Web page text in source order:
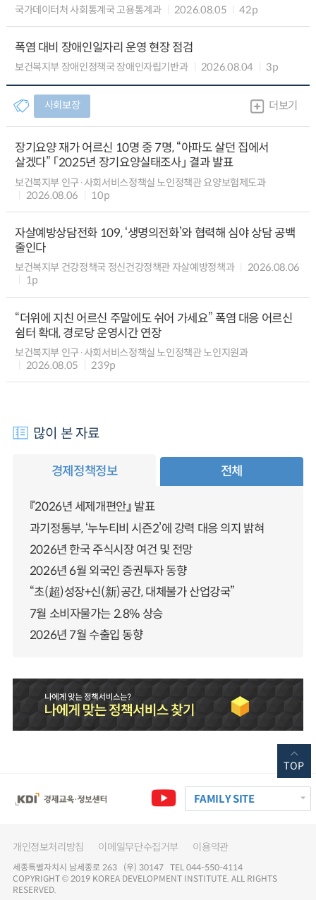
국가데이터처 사회통계국 고용통계과 2026.08.05 42p
폭염 대비 장애인일자리 운영 현장 점검
보건복지부 장애인정책국 장애인자립기반과 2026.08.04 3p
사회보장 더보기
장기요양 재가 어르신 10명 중 7명, “아파도 살던 집에서
살겠다” 「2025년 장기요양실태조사」 결과 발표
보건복지부 인구·사회서비스정책실 노인정책관 요양보험제도과
2026.08.06
10p
자살예방상담전화 109, ‘생명의전화’와 협력해 심야 상담 공백
줄인다
보건복지부 건강정책국 정신건강정책관 자살예방정책과
2026.08.06
1p
“더위에 지친 어르신 주말에도 쉬어 가세요” 폭염 대응 어르신
쉼터 확대, 경로당 운영시간 연장
보건복지부 인구·사회서비스정책실 노인정책관 노인지원과
2026.08.05
239p
많이 본 자료
경제정책정보 전체
『2026년 세제개편안』 발표
과기정통부, ‘누누티비 시즌2’에 강력 대응 의지 밝혀
2026년 한국 주식시장 여건 및 전망
2026년 6월 외국인 증권투자 동향
“초(超)성장+신(新)공간, 대체불가 산업강국”
7월 소비자물가는 2.8% 상승
2026년 7월 수출입 동향
FAMILY SITE
개인정보처리방침 이메일무단수집거부 이용약관
세종특별자치시 남세종로 263 (우) 30147 TEL 044-550-4114
COPYRIGHT © 2019 KOREA DEVELOPMENT INSTITUTE. ALL RIGHTS
RESERVED.
TOP